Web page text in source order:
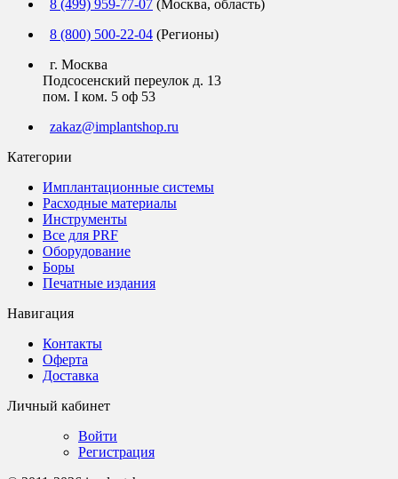
8 (499) 959-77-07 (Москва, область)
8 (800) 500-22-04 (Регионы)
г. Москва
Подсосенский переулок д. 13
пом. I ком. 5 оф 53
zakaz@implantshop.ru
Категории
Имплантационные системы
Расходные материалы
Инструменты
Все для PRF
Оборудование
Боры
Печатные издания
Навигация
Контакты
Оферта
Доставка
Личный кабинет
Войти
Регистрация